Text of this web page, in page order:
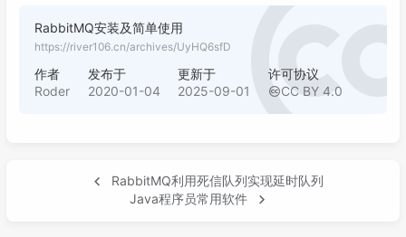
RabbitMQ安装及简单使用
https://river106.cn/archives/UyHQ6sfD
作者
Roder
发布于
2020-01-04
更新于
2025-09-01
许可协议
CC BY 4.0
RabbitMQ利用死信队列实现延时队列
Java程序员常用软件